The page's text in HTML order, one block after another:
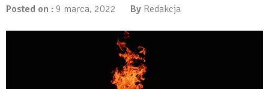
Posted on : 9 marca, 2022 By Redakcja